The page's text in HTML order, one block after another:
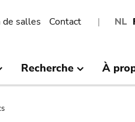
NL
de salles Contact
Recherche À